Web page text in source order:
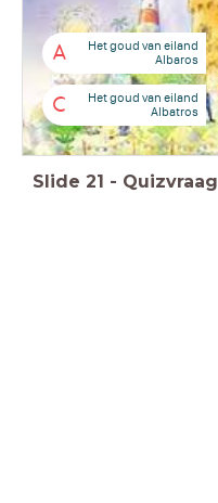
A
Het goud van eiland
Albaros
C
Het goud van eiland
Albatros
Slide 21 - Quizvraag